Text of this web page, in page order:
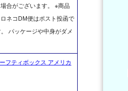
合がございます。 ※商品
ネコDM便はポスト投函で
パッケージや中身がダメ
フティボックス アメリカ